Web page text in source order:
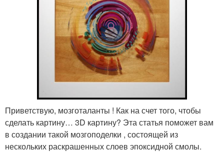
Приветствую, мозготаланты ! Как на счет того, чтобы
сделать картину… 3D картину? Эта статья поможет вам
в создании такой мозгоподелки , состоящей из
нескольких раскрашенных слоев эпоксидной смолы.